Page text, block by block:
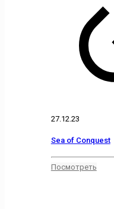
27.12.23
Sea of Conquest
Посмотреть